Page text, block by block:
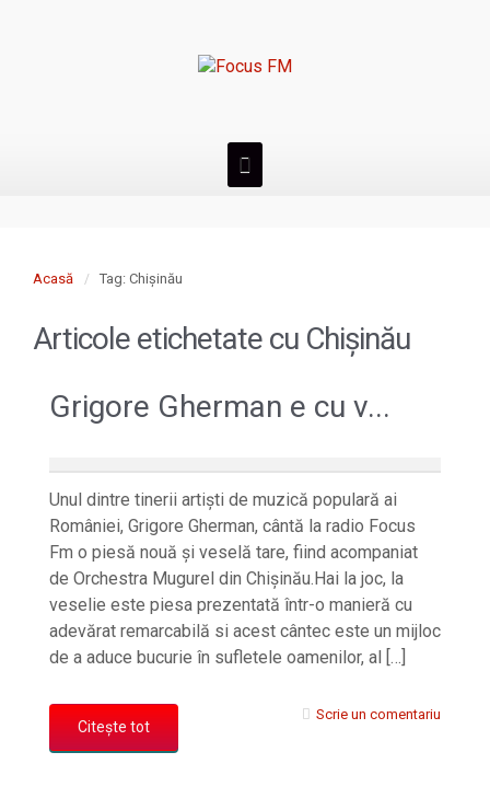
Acasă Tag: Chişinău
Articole etichetate cu Chişinău
Grigore Gherman e cu v...
Unul dintre tinerii artişti de muzică populară ai
României, Grigore Gherman, cântă la radio Focus
Fm o piesă nouă şi veselă tare, fiind acompaniat
de Orchestra Mugurel din Chișinău.Hai la joc, la
veselie este piesa prezentată într-o manieră cu
adevărat remarcabilă si acest cântec este un mijloc
de a aduce bucurie în sufletele oamenilor, al […]
Citește tot
Scrie un comentariu